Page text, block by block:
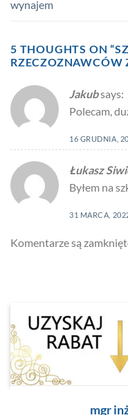
wynajem
5 THOUGHTS ON “
RZECZOZNAWCÓW
Jakubsays:
Polecam,
16 GRUDNIA,
Łukasz
Byłem na
31 MARCA,
Komentarze są
mgr